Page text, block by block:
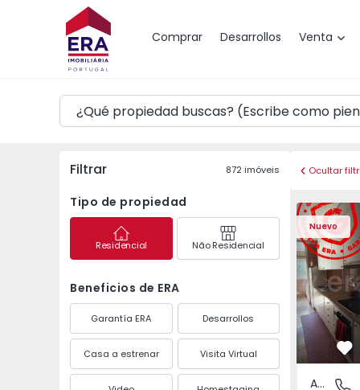
Comprar Desarrollos Venta
Mapa
Filtrar 872imóveis
Tipo de propiedad
Residencial Não Residencial
Beneficios de ERA
Garantía ERA Desarrollos
Casa a estrenar Visita Virtual
Ocultar
Nuevo
Apartamento T3
Apartamento